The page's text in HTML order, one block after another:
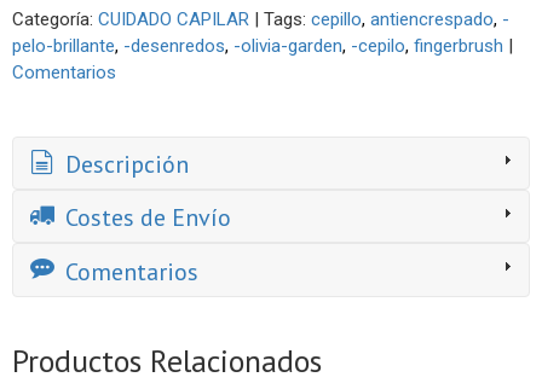
Categoría: CUIDADO CAPILAR | Tags: cepillo antiencrespado -
pelo-brillante -desenredos -olivia-garden -cepilo fingerbrush |
Comentarios
Descripción
Costes de Envío
Comentarios
Productos Relacionados